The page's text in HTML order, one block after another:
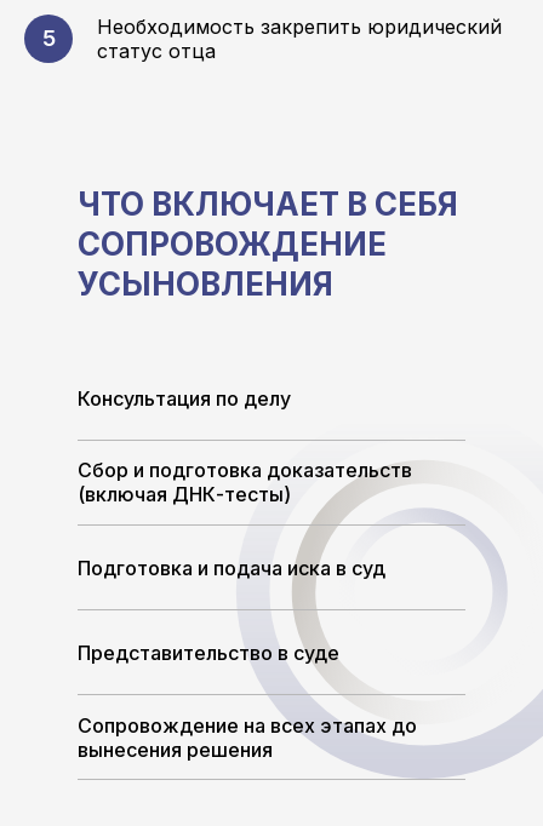
Необходимость закрепить юридический
статус отца
ЧТО ВКЛЮЧАЕТ В СЕБЯ
СОПРОВОЖДЕНИЕ
УСЫНОВЛЕНИЯ
Сопровождение на всех этапах до
вынесения решения
Представительство в суде
Подготовка и подача иска в суд
Сбор и подготовка доказательств
(включая ДНК-тесты)
Консультация по делу